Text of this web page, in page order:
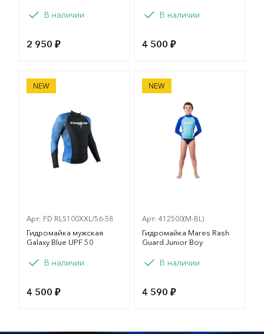
ВариантВ наличии
2 950 ₽
ВариантВ наличии
4 500 ₽
NEW
Гидромайка мужская Galaxy Blue UPF 50
Арт: FD RLS100XXL/56-58
Гидромайка мужская
Galaxy Blue UPF 50
ВариантВ наличии
4 500 ₽
NEW
Гидромайка Mares Rash
Арт: 412500(M-BL)
Гидромайка Mares Rash
Guard Junior Boy
ВариантВ наличии
4 590 ₽